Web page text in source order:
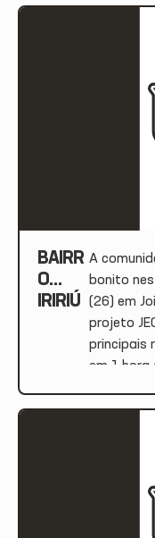
BAIRR
O
IRIRIÚ
PROJE
A
bonito
(26) em
projeto
principais
em 1 hora
contou
Tricolor, e